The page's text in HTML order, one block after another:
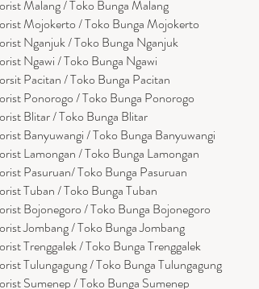
Malang / Toko Bunga Malang
Mojokerto / Toko Bunga Mojokerto
Nganjuk / Toko Bunga Nganjuk
Ngawi /Toko Bunga Ngawi
Pacitan / Toko Bunga Pacitan
Ponorogo / Toko Bunga Ponorogo
Blitar / Toko Bunga Blitar
Banyuwangi / Toko Bunga Banyuwangi
Lamongan / Toko Bunga Lamongan
Pasuruan/ Toko Bunga Pasuruan
Tuban / Toko Bunga Tuban
Bojonegoro / Toko Bunga Bojonegoro
Jombang / Toko Bunga Jombang
Trenggalek / Toko Bunga Trenggalek
Tulungagung / Toko Bunga Tulungagung
Sumenep / Toko Bunga Sumenep